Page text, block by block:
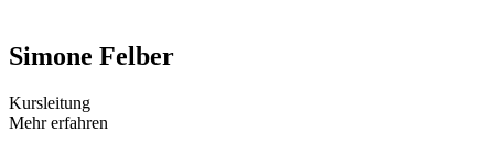
Simone Felber
Kursleitung
Mehr erfahren